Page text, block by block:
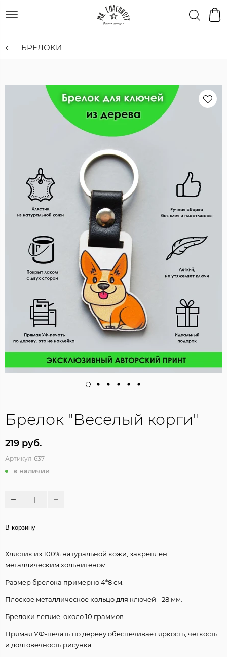
БРЕЛОКИ
Брелок "Веселый корги"
219 руб.
Артикул 637
в наличии
В корзину
Хлястик из 100% натуральной кожи, закреплен
металлическим хольнитеном.
Размер брелока примерно 4*8 см.
Плоское металлическое кольцо для ключей - 28 мм.
Брелоки легкие, около 10 граммов.
Прямая УФ-печать по дереву обеспечивает яркость, чёткость
и долговечность рисунка.